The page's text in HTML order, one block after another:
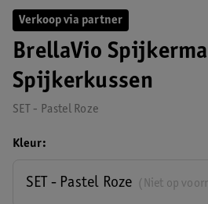
Verkoop via partner
BrellaVio
Spijkerkussen
SET - Pastel Roze
Kleur
(Niet op
SET - Pastel Roze